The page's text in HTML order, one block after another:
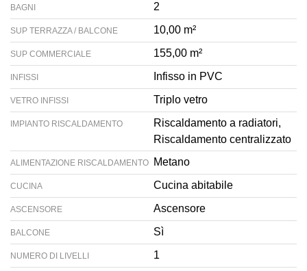
BAGNI 2
SUP TERRAZZA / BALCONE 10,00 m²
SUP COMMERCIALE 155,00 m²
INFISSI Infisso in PVC
VETRO INFISSI Triplo vetro
IMPIANTO RISCALDAMENTO
Riscaldamento a radiatori,
Riscaldamento centralizzato
ALIMENTAZIONE RISCALDAMENTO Metano
CUCINA Cucina abitabile
ASCENSORE Ascensore
BALCONE Sì
NUMERO DI LIVELLI 1